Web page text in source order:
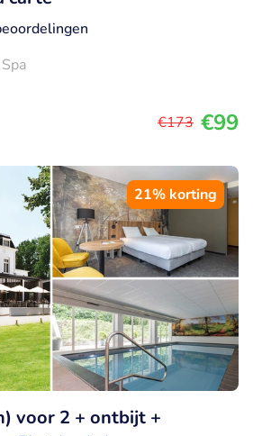
€173 €99
21% korting
voor 2 + ontbijt +